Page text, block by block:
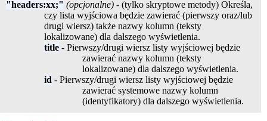
"headers:xx;" (opcjonalne) - (tylko skryptowe metody) Określa,
czy lista wyjściowa będzie zawierać (pierwszy oraz/lub
drugi wiersz) także nazwy kolumn (teksty
lokalizowane) dla dalszego wyświetlenia.
title - Pierwszy/drugi wiersz listy wyjściowej będzie
zawierać nazwy kolumn (teksty
lokalizowane) dla dalszego wyświetlenia.
id - Pierwszy/drugi wiersz listy wyjściowej będzie
zawierać systemowe nazwy kolumn
(identyfikatory) dla dalszego wyświetlenia.